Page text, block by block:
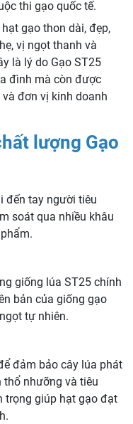
thi gạo quốc tế.
gạo thon dài, đẹp,
vị ngọt thanh và
là lý do Gạo ST25
đình mà còn được
và đơn vị kinh doanh
lượng Gạo
đến tay người tiêu
soát qua nhiều khâu
giống lúa ST25 chính
bản của giống gạo
tự nhiên.
đảm bảo cây lúa phát
thổ nhưỡng và tiêu
trọng giúp hạt gạo đạt